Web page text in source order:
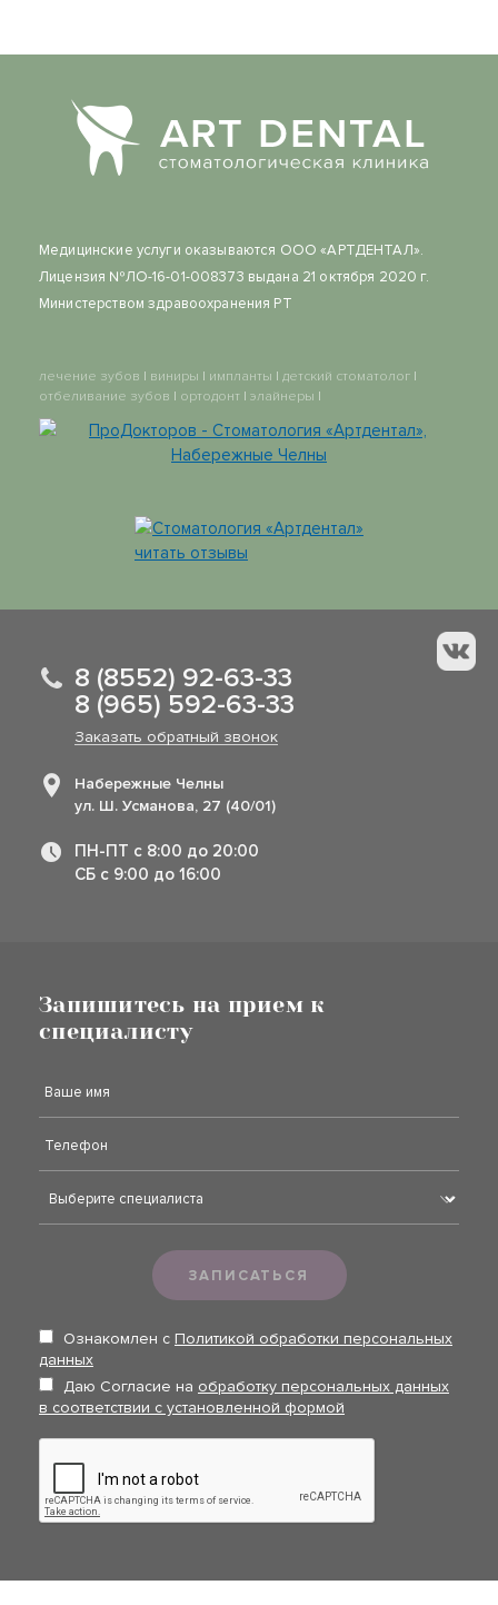
Медицинские услуги оказываются ООО «АРТДЕНТАЛ».
Лицензия №ЛО-16-01-008373 выдана 21 октября 2020 г.
Министерством здравоохранения РТ
лечение зубов | виниры | импланты | детский стоматолог |
отбеливание зубов | ортодонт | элайнеры |
Стоматология «Артдентал»
читать отзывы
8 (8552) 92-63-33
8 (965) 592-63-33
Заказать обратный звонок
Набережные Челны
ул. Ш. Усманова, 27 (40/01)
ПН-ПТ с 8:00 до 20:00
СБ с 9:00 до 16:00
Запишитесь на прием к
специалисту
ЗАПИСАТЬСЯ
Ознакомлен с Политикой обработки персональных
данных
Даю Согласие на обработку персональных данных
в соответствии с установленной формой